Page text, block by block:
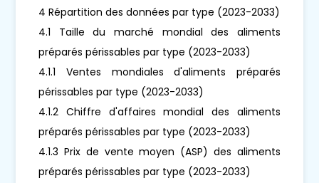
4 Répartition des données par type (2023-2033)
4.1 Taille du marché mondial des aliments
préparés périssables par type (2023-2033)
4.1.1 Ventes mondiales d'aliments préparés
périssables par type (2023-2033)
4.1.2 Chiffre d'affaires mondial des aliments
préparés périssables par type (2023-2033)
4.1.3 Prix de vente moyen (ASP) des aliments
préparés périssables par type (2023-2033)